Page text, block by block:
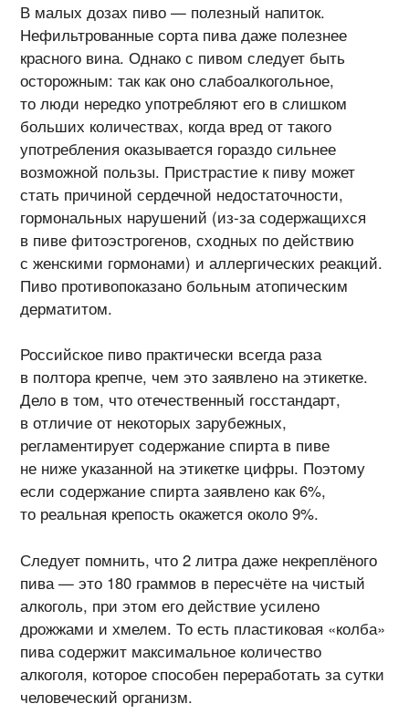
В малых дозах пиво — полезный напиток.
Нефильтрованные сорта пива даже полезнее
красного вина. Однако с пивом следует быть
осторожным: так как оно слабоалкогольное,
то люди нередко употребляют его в слишком
больших количествах, когда вред от такого
употребления оказывается гораздо сильнее
возможной пользы. Пристрастие к пиву может
стать причиной сердечной недостаточности,
гормональных нарушений (из-за содержащихся
в пиве фитоэстрогенов, сходных по действию
с женскими гормонами) и аллергических реакций.
Пиво противопоказано больным атопическим
дерматитом.
Российское пиво практически всегда раза
в полтора крепче, чем это заявлено на этикетке.
Дело в том, что отечественный госстандарт,
в отличие от некоторых зарубежных,
регламентирует содержание спирта в пиве
не ниже указанной на этикетке цифры. Поэтому
если содержание спирта заявлено как 6%,
то реальная крепость окажется около 9%.
Следует помнить, что 2 литра даже некреплёного
пива — это 180 граммов в пересчёте на чистый
алкоголь, при этом его действие усилено
дрожжами и хмелем. То есть пластиковая «колба»
пива содержит максимальное количество
алкоголя, которое способен переработать за сутки
человеческий организм.